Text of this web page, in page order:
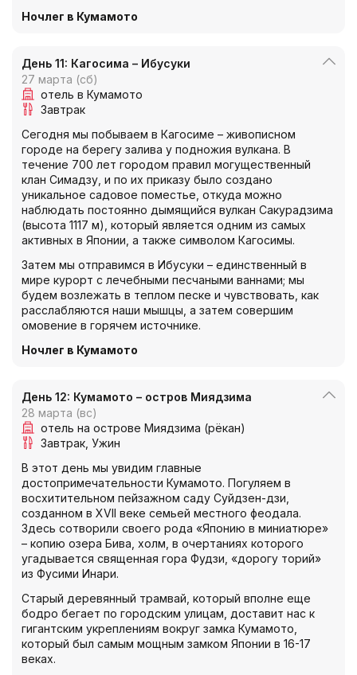
Ночлег в Кумамото
День 11: Кагосима – Ибусуки
27 марта (сб)
отель в Кумамото
Завтрак
Сегодня мы побываем в Кагосиме – живописном
городе на берегу залива у подножия вулкана. В
течение 700 лет городом правил могущественный
клан Симадзу, и по их приказу было создано
уникальное садовое поместье, откуда можно
наблюдать постоянно дымящийся вулкан Сакурадзима
(высота 1117 м), который является одним из самых
активных в Японии, а также символом Кагосимы.
Затем мы отправимся в Ибусуки – единственный в
мире курорт с лечебными песчаными ваннами; мы
будем возлежать в теплом песке и чувствовать, как
расслабляются наши мышцы, а затем совершим
омовение в горячем источнике.
Ночлег в Кумамото
День 12: Кумамото – остров Миядзима
28 марта (вс)
отель на острове Миядзима (рёкан)
Завтрак Ужин
В этот день мы увидим главные
достопримечательности Кумамото. Погуляем в
восхитительном пейзажном саду Суйдзен-дзи,
созданном в XVII веке семьей местного феодала.
Здесь сотворили своего рода «Японию в миниатюре»
– копию озера Бива, холм, в очертаниях которого
угадывается священная гора Фудзи, «дорогу торий»
из Фусими Инари.
Старый деревянный трамвай, который вполне еще
бодро бегает по городским улицам, доставит нас к
гигантским укреплениям вокруг замка Кумамото,
который был самым мощным замком Японии в 16-17
веках.